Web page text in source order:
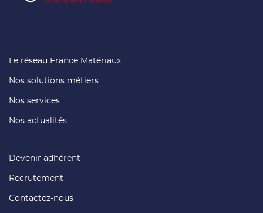
Le réseau France Matériaux(ouvre
Nos solutions métiers
Nos services
une
Nos actualités
fenêtre)
Devenir adhérent
Recrutement
une
Contactez-nous